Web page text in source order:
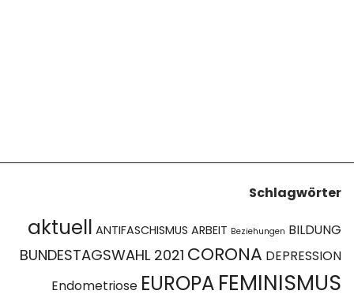
Schlagwörter
aktuell ANTIFASCHISMUS ARBEIT Beziehungen BILDUNG
BUNDESTAGSWAHL 2021 CORONA DEPRESSION
Endometriose EUROPA FEMINISMUS